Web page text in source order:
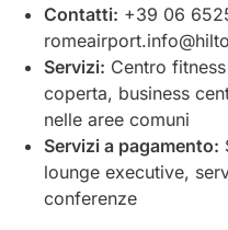
Contatti: +39 06
Servizi: Centro
coperta, business
nelle aree comuni
Servizi a pagamento:
lounge executive,
conferenze